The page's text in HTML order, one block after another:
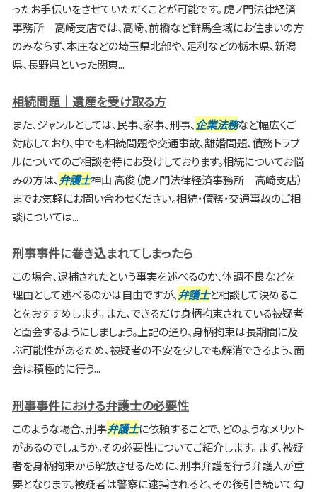
ったお手伝いをさせていただくことが可能です。 虎ノ門法律経済
事務所 高崎支店では、高崎、前橋など群馬全域にお住まいの方
のみならず、本庄などの埼玉県北部や、足利などの栃木県、新潟
県、長野県といった関東...
相続問題｜遺産を受け取る方
また、ジャンルとしては、民事、家事、刑事、 企業法務など幅広くご
対応しており、中でも相続問題や交通事故、離婚問題、債務トラブ
ルについてのご相談を特にお受けしております。相続についてお悩
みの方は、 弁護士神山 高俊（虎ノ門法律経済事務所 高崎支店）
までお気軽にお問い合わせください。相続・債務・交通事故のご相
談については...
刑事事件に巻き込まれてしまったら
この場合、逮捕されたという事実を述べるのか、体調不良などを
理由として述べるのかは自由ですが、弁護士と相談して決めるこ
とをおすすめします。 また、できるだけ身柄拘束されている被疑者
と面会するようにしましょう。上記の通り、身柄拘束は長期間に及
ぶ可能性があるため、被疑者の不安を少しでも解消できるよう、面
会は積極的に行う...
刑事事件における弁護士の必要性
このような場合、刑事弁護士に依頼することで、どのようなメリット
があるのでしょうか。その必要性についてご紹介します。 まず、被疑
者を身柄拘束から解放させるために、刑事弁護を行う弁護人が重
要となります。被疑者は警察に逮捕されると、その後引き続いて勾